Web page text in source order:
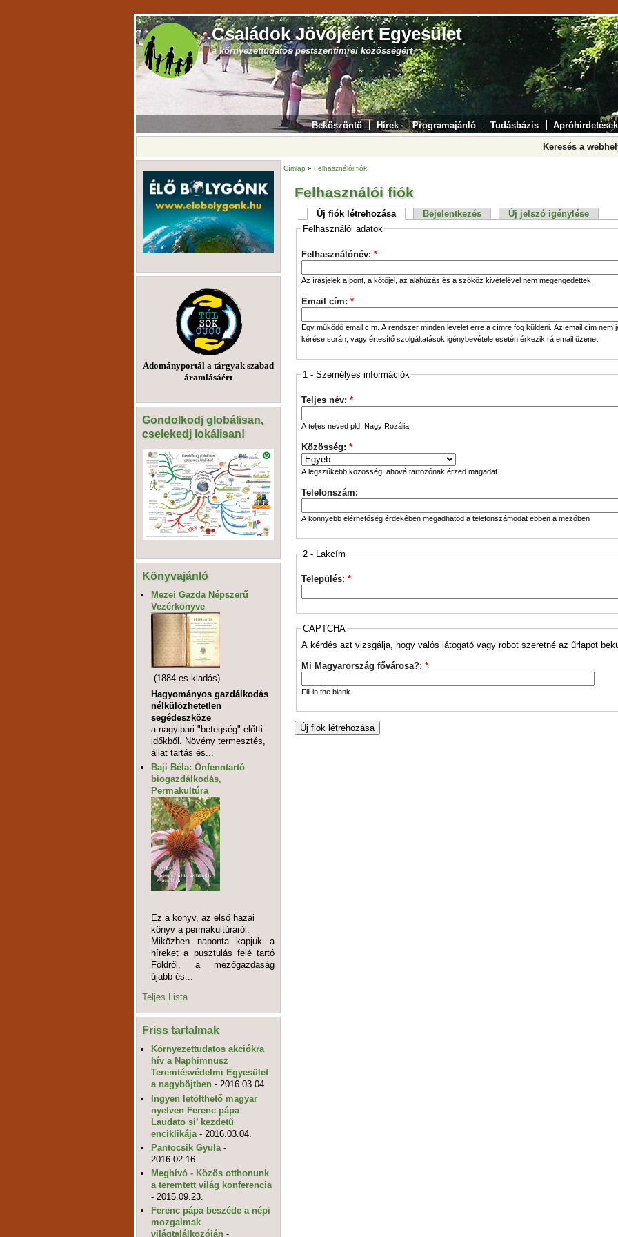
Családok Jövőjéért Egyesület
a környezettudatos pestszentimrei közösségért
Beköszöntő Hírek Programajánló Tudásbázis Apróhirdetések
Keresés a
Adományportál a tárgyak szabad
áramlásáért
Gondolkodj globálisan,
cselekedj lokálisan!
Könyvajánló
Mezei Gazda Népszerű
Vezérkönyve
(1884-es kiadás)
Hagyományos gazdálkodás
nélkülözhetetlen
segédeszköze
a nagyipari "betegség" előtti
időkből. Növény termesztés,
állat tartás és...
Baji Béla: Önfenntartó
biogazdálkodás,
Permakultúra
Ez a könyv, az első hazai
könyv a permakultúráról.
Miközben naponta kapjuk a
híreket a pusztulás felé tartó
Földről, a mezőgazdaság
újabb és...
Teljes Lista
Friss tartalmak
Környezettudatos akciókra
hív a Naphimnusz
Teremtésvédelmi Egyesület
a nagyböjtben - 2016.03.04.
Ingyen letölthető magyar
nyelven Ferenc pápa
Laudato si’ kezdetű
enciklikája - 2016.03.04.
Pantocsik Gyula -
2016.02.16.
Meghívó - Közös otthonunk
a teremtett világ konferencia
- 2015.09.23.
Ferenc pápa beszéde a népi
mozgalmak
világtalálkozóján -
Címlap » Felhasználói fiók
Felhasználói fiók
Új fiók létrehozása Bejelentkezés
Új jelszó igénylése
Felhasználói adatok
Felhasználónév: *
Az írásjelek a pont, a kötőjel, az aláhúzás és a szóköz kivételével nem megengedettek.
Email cím: *
Egy működő email cím. A rendszer minden levelet erre a címre fog küldeni. Az email cím nem
kérése során, vagy értesítő szolgáltatások igénybevétele esetén érkezik rá email üzenet.
1 - Személyes információk
Teljes név: *
A teljes neved pld. Nagy Rozália
Közösség: *
A legszűkebb közösség, ahová tartozónak érzed magadat.
Telefonszám:
A könnyebb elérhetőség érdekében megadhatod a telefonszámodat ebben a mezőben
2 - Lakcím
Település: *
CAPTCHA
A kérdés azt vizsgálja, hogy valós látogató vagy robot szeretné az űrlapot
Mi Magyarország fővárosa?: *
Fill in the blank